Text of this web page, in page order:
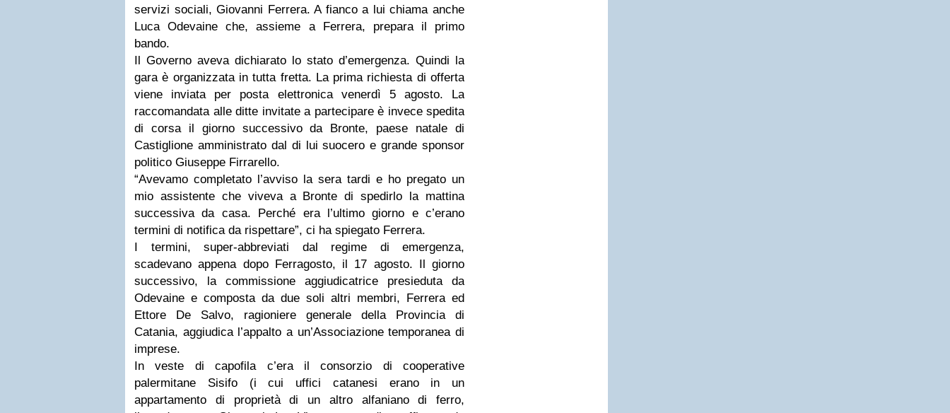
servizi sociali, Giovanni Ferrera. A fianco a lui chiama anche
Luca Odevaine che, assieme a Ferrera, prepara il primo
bando.
Il Governo aveva dichiarato lo stato d’emergenza. Quindi la
gara è organizzata in tutta fretta. La prima richiesta di offerta
viene inviata per posta elettronica venerdì 5 agosto. La
raccomandata alle ditte invitate a partecipare è invece spedita
di corsa il giorno successivo da Bronte, paese natale di
Castiglione amministrato dal di lui suocero e grande sponsor
politico Giuseppe Firrarello.
“Avevamo completato l’avviso la sera tardi e ho pregato un
mio assistente che viveva a Bronte di spedirlo la mattina
successiva da casa. Perché era l’ultimo giorno e c’erano
termini di notifica da rispettare”, ci ha spiegato Ferrera.
I termini, super-abbreviati dal regime di emergenza,
scadevano appena dopo Ferragosto, il 17 agosto. Il giorno
successivo, la commissione aggiudicatrice presieduta da
Odevaine e composta da due soli altri membri, Ferrera ed
Ettore De Salvo, ragioniere generale della Provincia di
Catania, aggiudica l’appalto a un’Associazione temporanea di
imprese.
In veste di capofila c’era il consorzio di cooperative
palermitane Sisifo (i cui uffici catanesi erano in un
appartamento di proprietà di un altro alfaniano di ferro,